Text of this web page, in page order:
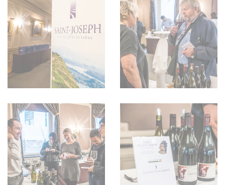
PRESSE
MENTIONS LÉGALES
CGV & PROTECTION DES
DONNÉES